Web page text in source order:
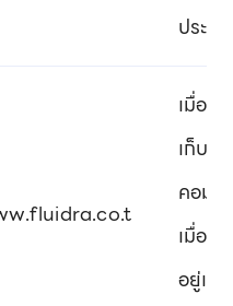
ประส
เมื่อคุ
เก็บคุ
คอมพิ
เมื่อก
อยู่แล